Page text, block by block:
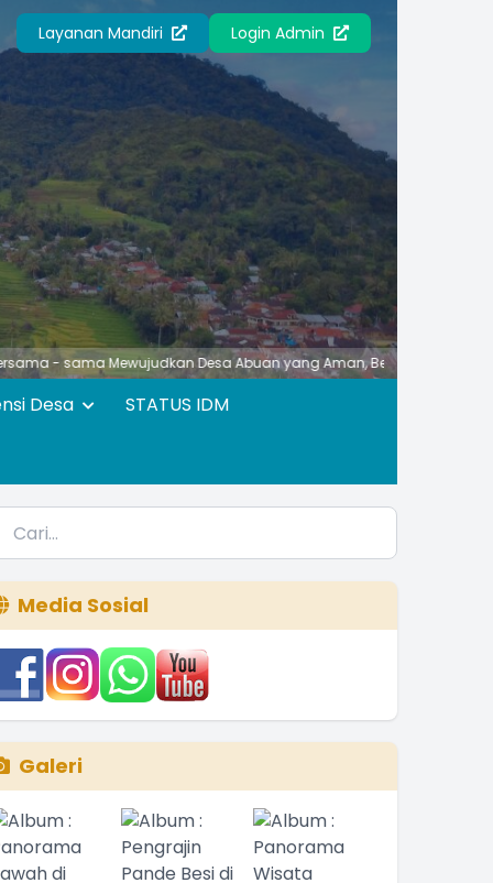
Layanan Mandiri Login Admin
Mewujudkan Desa Abuan yang Aman, Berbudaya, Unggul, Asri dan
Desa STATUS IDM
Media Sosial
Galeri